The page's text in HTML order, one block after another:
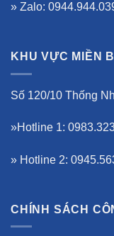
» Zalo:
KHU VỰC MIỀN
Số 120/10 Thống
»Hotline 1:
» Hotline 2:
CHÍNH SÁCH